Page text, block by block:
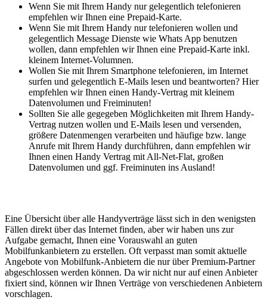
Wenn Sie mit Ihrem Handy nur gelegentlich telefonieren
empfehlen wir Ihnen eine Prepaid-Karte.
Wenn Sie mit Ihrem Handy nur telefonieren wollen und
gelegentlich Message Dienste wie Whats App benutzen
wollen, dann empfehlen wir Ihnen eine Prepaid-Karte inkl.
kleinem Internet-Volumnen.
Wollen Sie mit Ihrem Smartphone telefonieren, im Internet
surfen und gelegentlich E-Mails lesen und beantworten? Hier
empfehlen wir Ihnen einen Handy-Vertrag mit kleinem
Datenvolumen und Freiminuten!
Sollten Sie alle gegegeben Möglichkeiten mit Ihrem Handy-
Vertrag nutzen wollen und E-Mails lesen und versenden,
größere Datenmengen verarbeiten und häufige bzw. lange
Anrufe mit Ihrem Handy durchführen, dann empfehlen wir
Ihnen einen Handy Vertrag mit All-Net-Flat, großen
Datenvolumen und ggf. Freiminuten ins Ausland!
Eine Übersicht über alle Handyverträge lässt sich in den wenigsten
Fällen direkt über das Internet finden, aber wir haben uns zur
Aufgabe gemacht, Ihnen eine Vorauswahl an guten
Mobilfunkanbietern zu erstellen. Oft verpasst man somit aktuelle
Angebote von Mobilfunk-Anbietern die nur über Premium-Partner
abgeschlossen werden können. Da wir nicht nur auf einen Anbieter
fixiert sind, können wir Ihnen Verträge von verschiedenen Anbietern
vorschlagen.